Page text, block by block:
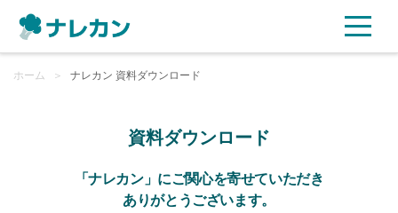
ご利用プラン
ご利用企業様の声
ホーム ＞ ナレカン 資料ダウンロード
資料ダウンロード
「ナレカン」にご関心を寄せていただき
ありがとうございます。